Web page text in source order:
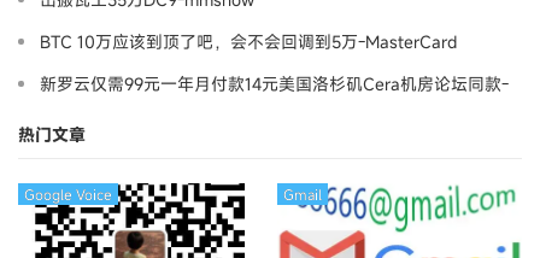
BTC 10万应该到顶了吧，会不会回调到5万-MasterCard
新罗云仅需99元一年月付款14元美国洛杉矶Cera机房论坛同款-
热门文章
Google Voice Gmail